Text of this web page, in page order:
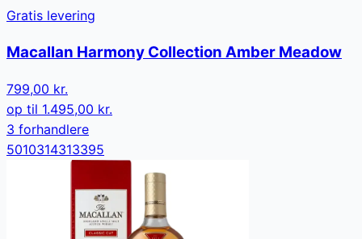
Gratis levering
Macallan Harmony Collection Amber Meadow
799,00 kr.
op til 1.495,00 kr.
3 forhandlere
5010314313395